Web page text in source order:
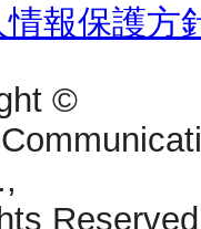
情報保護方
©